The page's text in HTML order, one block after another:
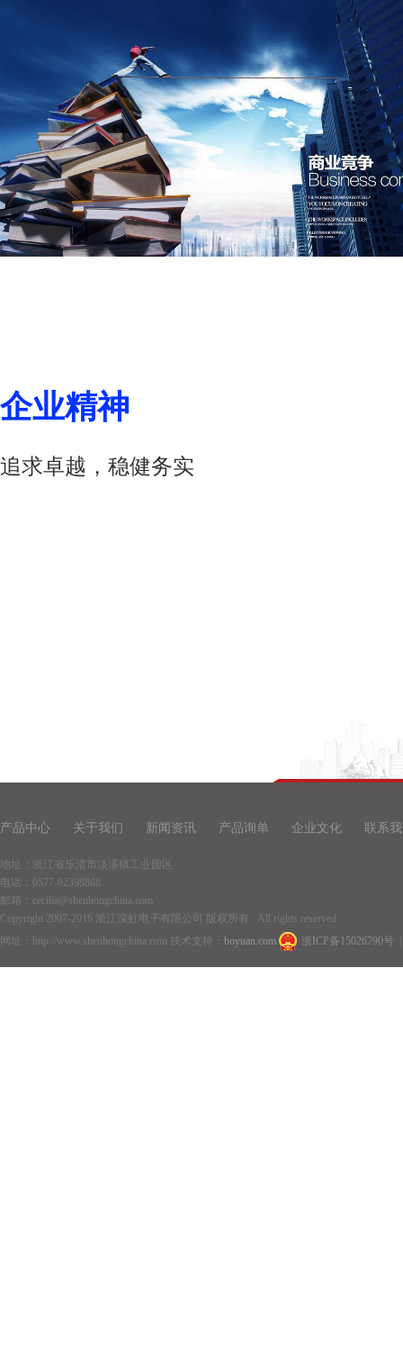
企业精神
追求卓越，稳健务实
产品中心 关于我们 新闻资讯 产品询单 企业文化 联系
地址：浙江省乐清市淡溪镇工业园区
电话：0577-62398888
邮箱：cecilia@shenhongchina.com
Copyright 2007-2016 浙江深虹电子有限公司 版权所有 . All rights reserved
网址：http://www.shenhongchina.com 技术支持： boyuan.com 浙ICP备15026790号